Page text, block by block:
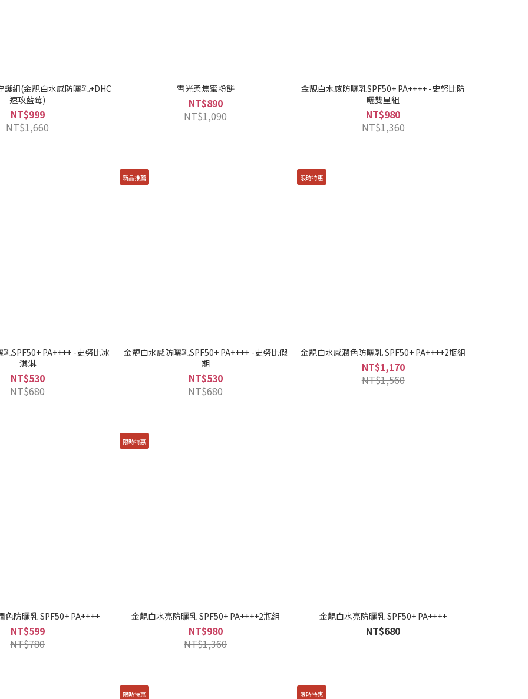
護組(金靚白水感防曬乳+DHC
速攻藍莓)
NT$999
NT$1,660
雪光柔焦蜜粉餅
NT$890
NT$1,090
金靚白水感防曬乳SPF50+ PA++++ -史努比防
曬雙星組
NT$980
NT$1,360
SPF50+ PA++++ -史努比冰
淇淋
NT$530
NT$680
新品推薦
金靚白水感防曬乳SPF50+ PA++++ -史努比假
期
NT$530
NT$680
限時特惠
金靚白水感潤色防曬乳 SPF50+ PA++++2瓶組
NT$1,170
NT$1,560
色防曬乳 SPF50+ PA++++
NT$599
NT$780
限時特惠
金靚白水亮防曬乳 SPF50+ PA++++2瓶組
NT$980
NT$1,360
金靚白水亮防曬乳 SPF50+ PA++++
NT$680
限時特惠 限時特惠